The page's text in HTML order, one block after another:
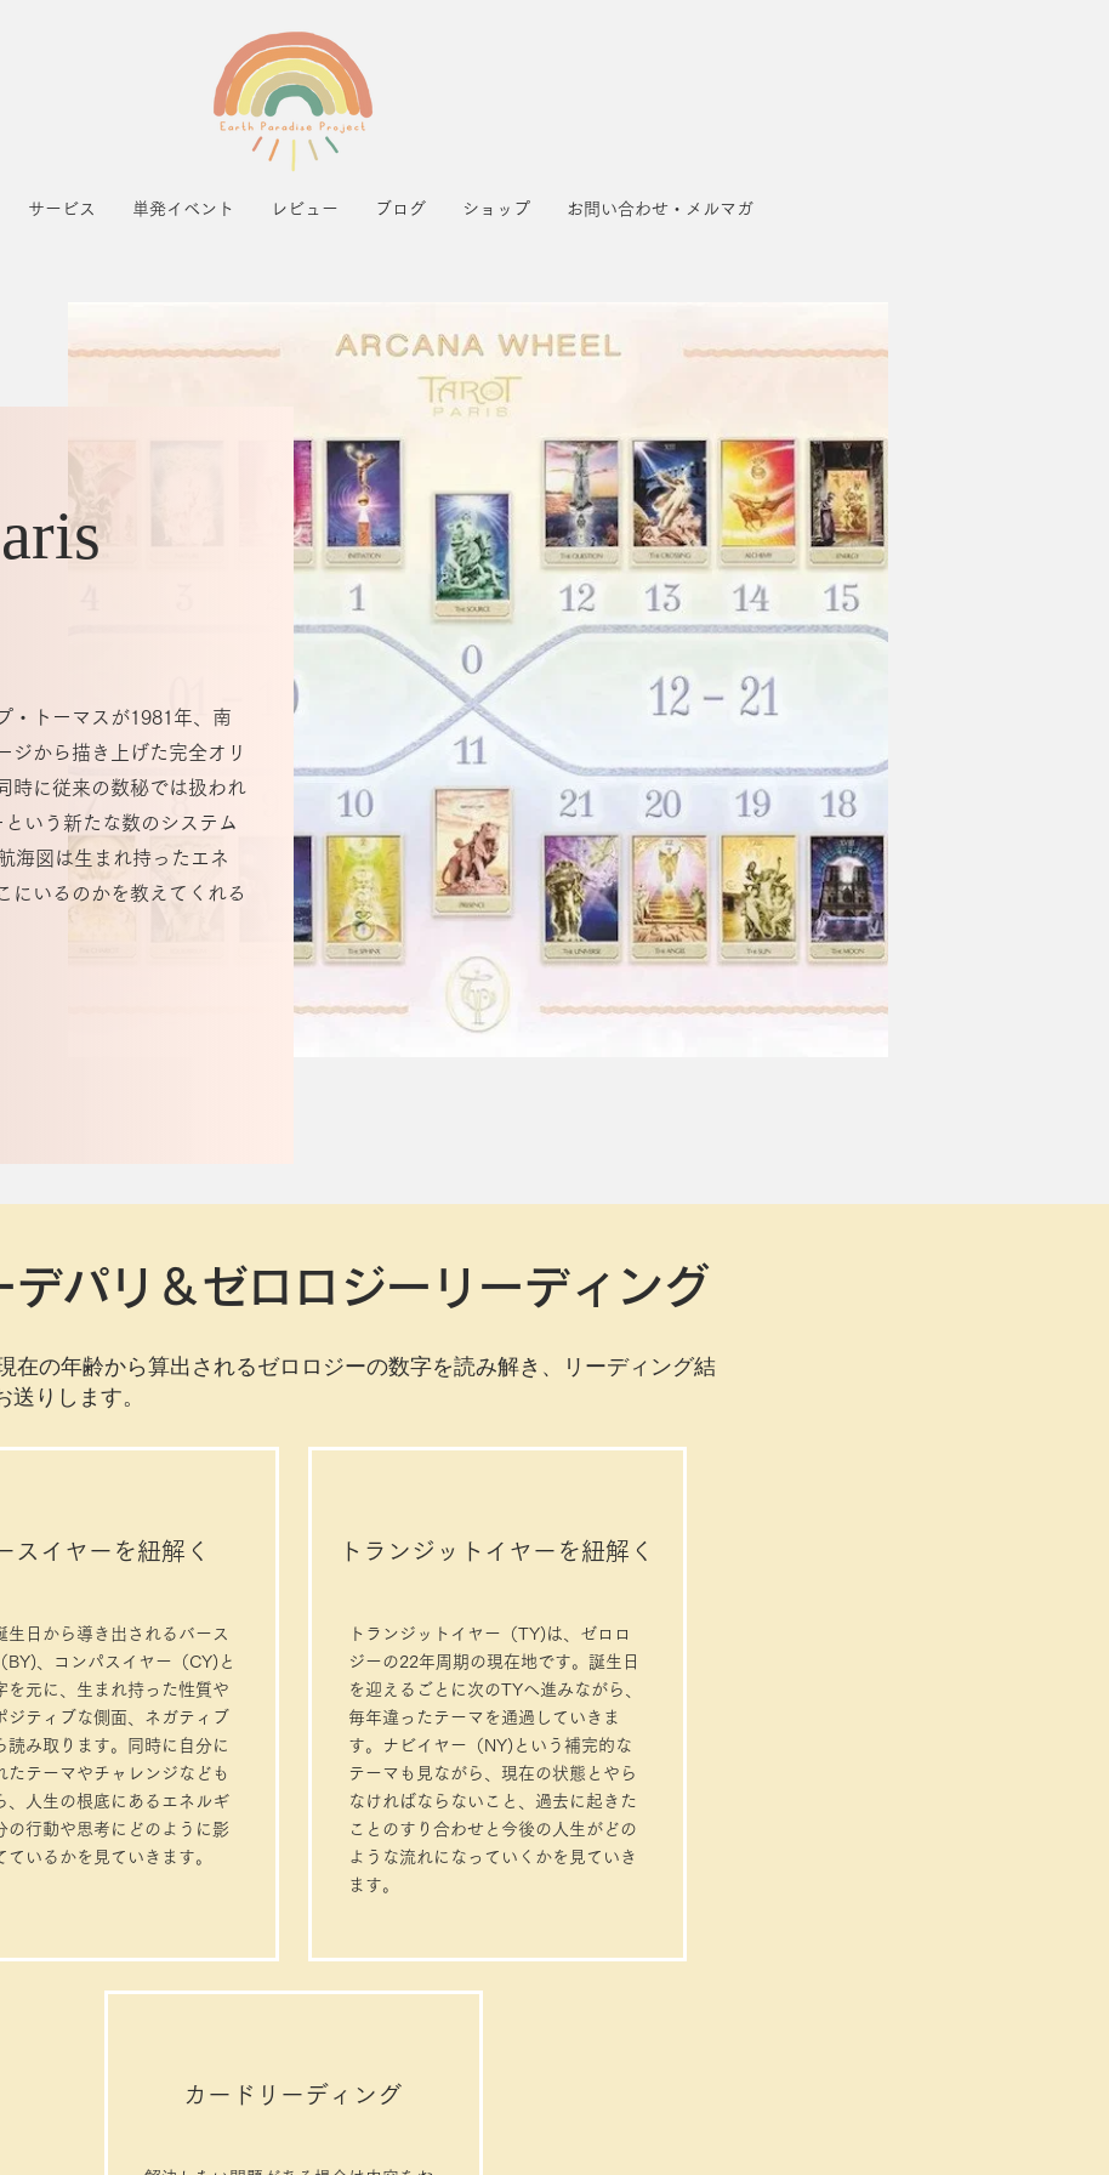
サービス 単発イベント レビュー ブログ ショップ お問い合わせ・メルマガ
・トーマスが1981年、南
ジから描き上げた完全オリ
時に従来の数秘では扱われ
いう新たな数のシステム
海図は生まれ持ったエネ
にいるのかを教えてくれる
デパリ＆ゼロロジーリーディング
在の年齢から算出されるゼロロジーの数字を読み解き、リーディング結
送りします。
スイヤーを紐解く
生日から導き出されるバース
BY)、コンパスイヤー（CY)と
を元に、生まれ持った性質や
ジティブな側面、ネガティブ
読み取ります。同時に自分に
たテーマやチャレンジなども
、人生の根底にあるエネルギ
の行動や思考にどのように影
ているかを見ていきます。
トランジットイヤーを紐解く
トランジットイヤー（TY)は、ゼロロ
ジーの22年周期の現在地です。誕生日
を迎えるごとに次のTYへ進みながら、
毎年違ったテーマを通過していきま
す。ナビイヤー（NY)という補完的な
テーマも見ながら、現在の状態とやら
なければならないこと、過去に起きた
ことのすり合わせと今後の人生がどの
ような流れになっていくかを見ていき
ます。
カードリーディング